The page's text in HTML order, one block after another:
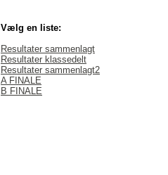
Vælg en liste:
Resultater sammenlagt
Resultater klassedelt
Resultater sammenlagt2
A FINALE
B FINALE